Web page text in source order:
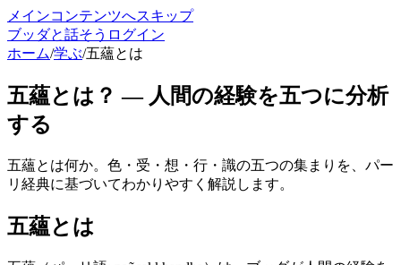
メインコンテンツへスキップ
ブッダと話そう ログイン
ホーム/学ぶ/五蘊とは
五蘊とは？ — 人間の経験を五つに分析
する
五蘊とは何か。色・受・想・行・識の五つの集まりを、パー
リ経典に基づいてわかりやすく解説します。
五蘊とは